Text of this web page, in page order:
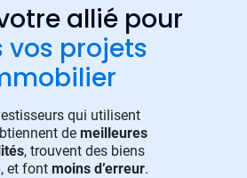
allié pour
vos projets
qui utilisent
de meilleures
, trouvent des biens
, et font moins d’erreur.